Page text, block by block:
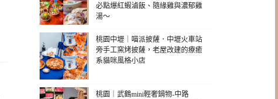
必點爆紅蝦滷飯、隨緣雞與濃郁雞
湯～
桃園中壢｜喵派披薩．中壢火車站
旁手工窯烤披薩，老屋改建的療癒
系貓咪風格小店
桃園｜武鶴mini輕奢鍋物-中路